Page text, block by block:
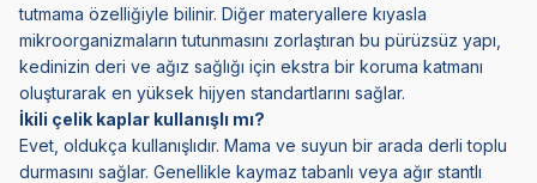
tutmama özelliğiyle bilinir. Diğer materyallere kıyasla
mikroorganizmaların tutunmasını zorlaştıran bu pürüzsüz yapı,
kedinizin deri ve ağız sağlığı için ekstra bir koruma katmanı
oluşturarak en yüksek hijyen standartlarını sağlar.
İkili çelik kaplar kullanışlı mı?
Evet, oldukça kullanışlıdır. Mama ve suyun bir arada derli toplu
durmasını sağlar. Genellikle kaymaz tabanlı veya ağır stantlı